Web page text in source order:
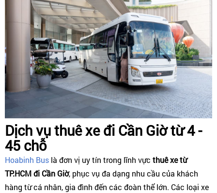
Dịch vụ thuê xe đi Cần Giờ từ 4 -
45 chỗ
Hoabinh Bus là đơn vị uy tín trong lĩnh vực thuê xe từ
TP.HCM đi Cần Giờ, phục vụ đa dạng nhu cầu của khách
hàng từ cá nhân, gia đình đến các đoàn thể lớn. Các loại xe